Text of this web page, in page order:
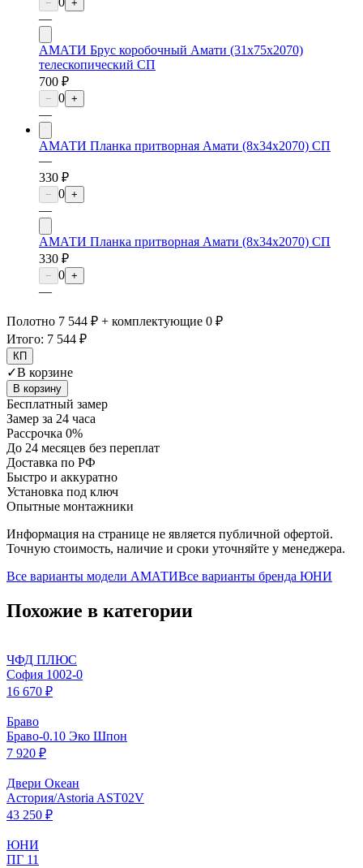
− +
—
АМАТИ Брус коробочный Амати (31х75х2070)
телескопический СП
700 ₽
− 0 +
—
АМАТИ Планка притворная Амати (8х34х2070) СП
—
330 ₽
− 0 +
—
АМАТИ Планка притворная Амати (8х34х2070) СП
330 ₽
− 0 +
—
Полотно 7 544 ₽ + комплектующие 0 ₽
Итого: 7 544 ₽
КП
✓В корзине
В корзину
Бесплатный замер
Замер за 24 часа
Рассрочка 0%
До 24 месяцев без переплат
Доставка по РФ
Быстро и аккуратно
Установка под ключ
Опытные монтажники
Информация на странице не является публичной офертой.
Точную стоимость, наличие и сроки уточняйте у менеджера.
Все варианты модели АМАТИВсе варианты бренда ЮНИ
Похожие в категории
ЧФД ПЛЮС
София 1002-0
16 670 ₽
Браво
Браво-0.10 Эко Шпон
7 920 ₽
Двери Океан
Астория/Astoria AST02V
43 250 ₽
ЮНИ
ПГ 11